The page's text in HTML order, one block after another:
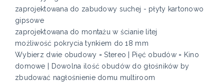
zaprojektowana do zabudowy suchej - płyty kartonowo
gipsowe
zaprojektowana do montażu w ścianie litej
możliwość pokrycia tynkiem do 18 mm
Wybierz dwie obudowy = Stereo | Pięć obudów = Kino
domowe | Dowolna ilość obudów do głośników by
zbudować nagłośnienie domu multiroom